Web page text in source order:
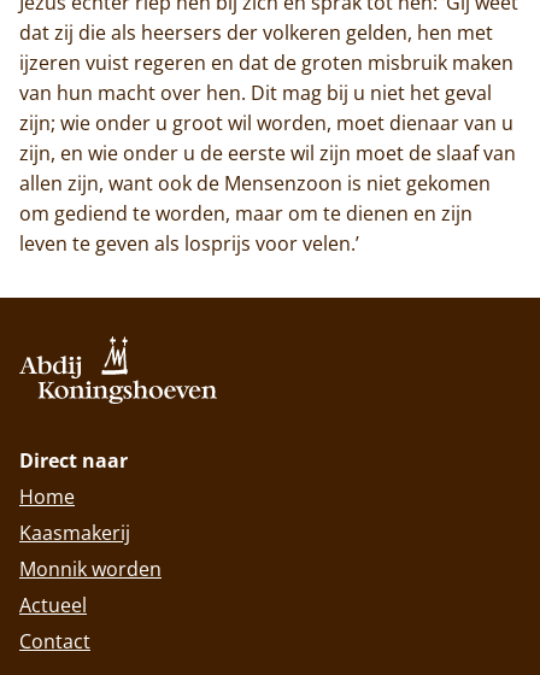
dat zij die als heersers der volkeren gelden, hen met
ijzeren vuist regeren en dat de groten misbruik maken
van hun macht over hen. Dit mag bij u niet het geval
zijn; wie onder u groot wil worden, moet dienaar van u
zijn, en wie onder u de eerste wil zijn moet de slaaf van
allen zijn, want ook de Mensenzoon is niet gekomen
om gediend te worden, maar om te dienen en zijn
leven te geven als losprijs voor velen.’
Direct naar
Home
Kaasmakerij
Monnik worden
Actueel
Contact